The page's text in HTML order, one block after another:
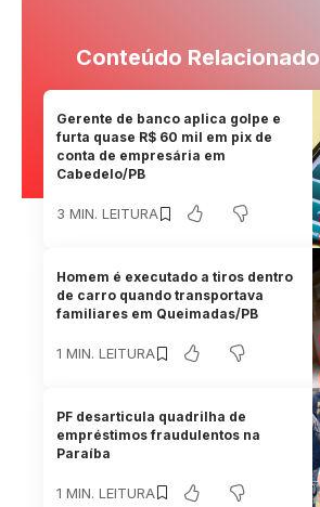
Conteúdo Relacionado
Gerente de banco aplica golpe e
furta quase R$ 60 mil em pix de
conta de empresária em
Cabedelo/PB
3 MIN. LEITURA
Homem é executado a tiros dentro
de carro quando transportava
familiares em Queimadas/PB
1 MIN. LEITURA
PF desarticula quadrilha de
empréstimos fraudulentos na
Paraíba
1 MIN. LEITURA